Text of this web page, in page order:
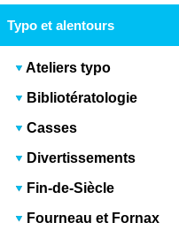
Typo et alentours
Ateliers typo
Bibliotératologie
Casses
Divertissements
Fin-de-Siècle
Fourneau et Fornax